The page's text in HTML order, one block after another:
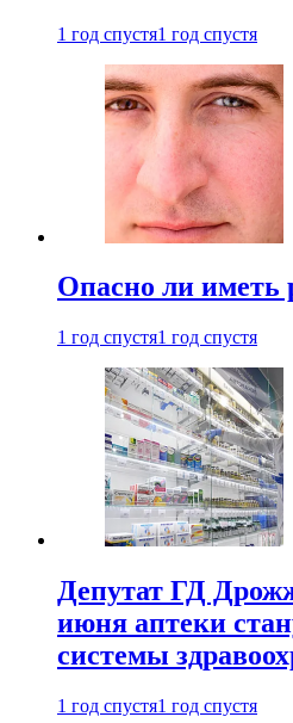
1 год спустя1 год спустя
Опасно ли иметь
1 год спустя1 год спустя
Депутат ГД
июня аптеки
системы
1 год спустя1 год спустя